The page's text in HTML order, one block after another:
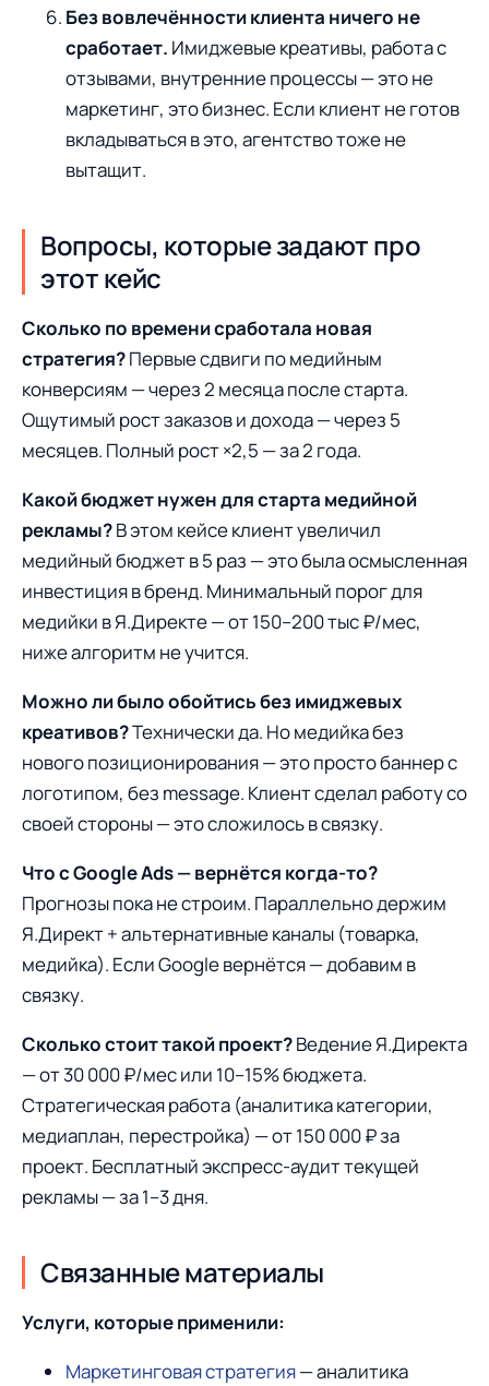
Без вовлечённости клиента ничего не
сработает. Имиджевые креативы, работа с
отзывами, внутренние процессы — это не
маркетинг, это бизнес. Если клиент не готов
вкладываться в это, агентство тоже не
вытащит.
Вопросы, которые задают про
этот кейс
Сколько по времени сработала новая
стратегия?Первые сдвиги по медийным
конверсиям — через 2 месяца после старта.
Ощутимый рост заказов и дохода — через 5
месяцев. Полный рост ×2,5 — за 2 года.
Какой бюджет нужен для старта медийной
рекламы?В этом кейсе клиент увеличил
медийный бюджет в 5 раз — это была осмысленная
инвестиция в бренд. Минимальный порог для
медийки в Я.Директе — от 150–200 тыс ₽/мес,
ниже алгоритм не учится.
Можно ли было обойтись без имиджевых
креативов?Технически да. Но медийка без
нового позиционирования — это просто баннер с
логотипом, без message. Клиент сделал работу со
своей стороны — это сложилось в связку.
Что с Google Ads — вернётся когда-то?
Прогнозы пока не строим. Параллельно держим
Я.Директ + альтернативные каналы (товарка,
медийка). Если Google вернётся — добавим в
связку.
Сколько стоит такой проект?Ведение Я.Директа
— от 30 000 ₽/мес или 10–15% бюджета.
Стратегическая работа (аналитика категории,
медиаплан, перестройка) — от 150 000 ₽ за
проект. Бесплатный экспресс-аудит текущей
рекламы — за 1–3 дня.
Связанные материалы
Услуги, которые применили:
Маркетинговая стратегия— аналитика